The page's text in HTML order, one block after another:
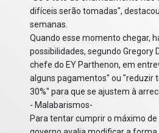
difíceis serão tomadas",
semanas.
Quando esse momento chegar,
possibilidades, segundo Gregory
chefe do EY Parthenon, em
alguns pagamentos" ou "reduzir
30%" para que se ajustem à
- Malabarismos-
Para tentar cumprir o máximo